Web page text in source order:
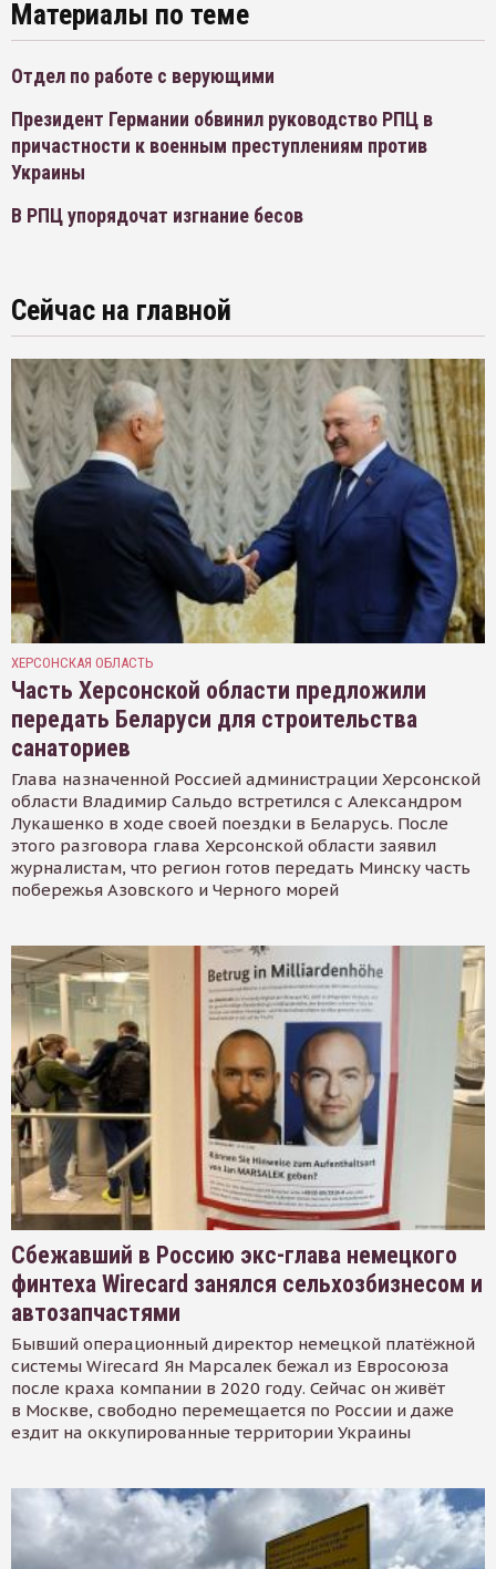
Материалы по теме
Отдел по работе с верующими
Президент Германии обвинил руководство РПЦ в
причастности к военным преступлениям против
Украины
В РПЦ упорядочат изгнание бесов
Сейчас на главной
ХЕРСОНСКАЯ ОБЛАСТЬ
Часть Херсонской области предложили
передать Беларуси для строительства
санаториев
Глава назначенной Россией администрации Херсонской
области Владимир Сальдо встретился с Александром
Лукашенко в ходе своей поездки в Беларусь. После
этого разговора глава Херсонской области заявил
журналистам, что регион готов передать Минску часть
побережья Азовского и Черного морей
Сбежавший в Россию экс-глава немецкого
финтеха Wirecard занялся сельхозбизнесом и
автозапчастями
Бывший операционный директор немецкой платёжной
системы Wirecard Ян Марсалек бежал из Евросоюза
после краха компании в 2020 году. Сейчас он живёт
в Москве, свободно перемещается по России и даже
ездит на оккупированные территории Украины